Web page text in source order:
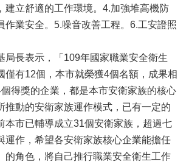
建立舒適的工作環境。4.加強堆高機防
作業安全。5.噪音改善工程。6.工安證照
長表示，「109年國家職業安全衛生
僅有12個，本市就榮獲4個名額，成果相
得獎的企業，都是本市安衛家族的核心
推動的安衛家族運作模式，已有一定的
本市已輔導成立31個安衛家族，超過七
運作，希望各安衛家族核心企業能擔任
的角色，將自己推行職業安全衛生工作